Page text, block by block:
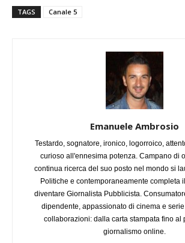
TAGS Canale 5
Emanuele Ambrosio
Testardo, sognatore, ironico, logorroico,
curioso all'ennesima potenza. Campano di
continua ricerca del suo posto nel mondo si
Politiche e contemporaneamente completa
diventare Giornalista Pubblicista.
dipendente, appassionato di cinema e serie
collaborazioni: dalla carta stampata fino al
giornalismo online.